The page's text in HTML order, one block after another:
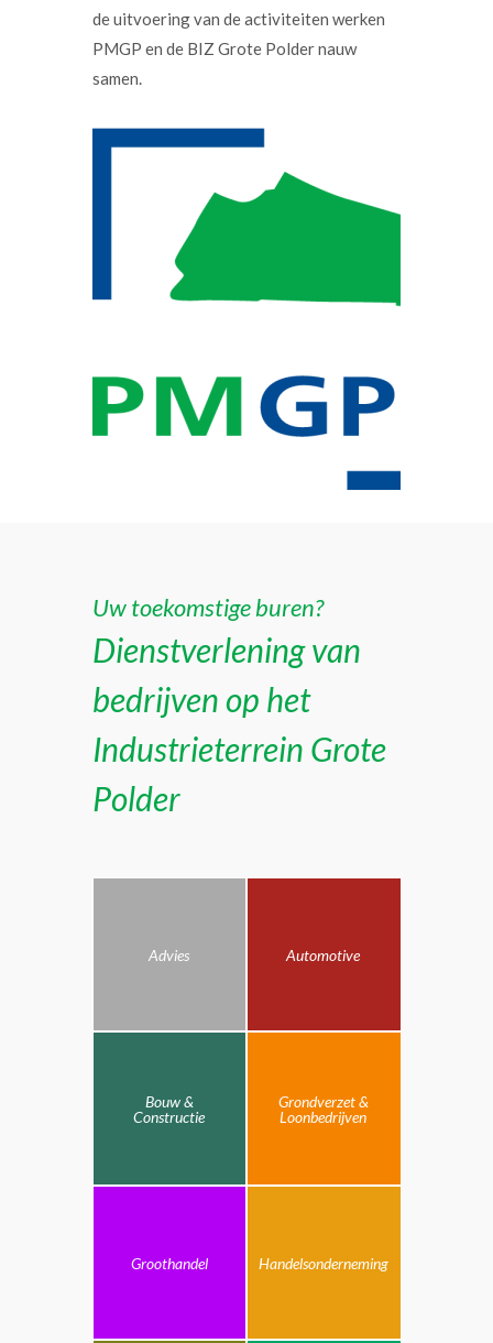
de uitvoering van de activiteiten werken
PMGP en de BIZ Grote Polder nauw
samen.
Uw toekomstige buren?
Dienstverlening van
bedrijven op het
Industrieterrein Grote
Polder
Advies Automotive
Bouw &
Constructie
Grondverzet &
Loonbedrijven
Groothandel Handelsonderneming